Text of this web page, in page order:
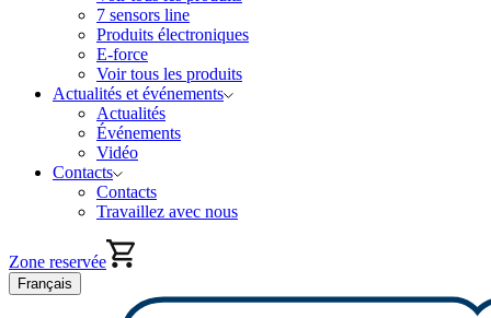
7 sensors line
Produits électroniques
E-force
Voir tous les produits
Actualités et événements
Actualités
Événements
Vidéo
Contacts
Contacts
Travaillez avec nous
Zone reservée
Français